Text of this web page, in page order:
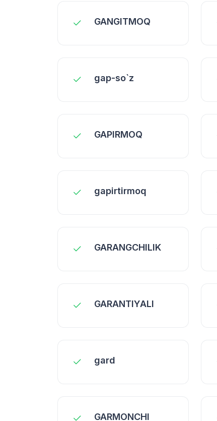
GANGITMOQ
gap-so`z
GAPIRMOQ
gapirtirmoq
GARANGCHILIK
GARANTIYALI
gard
GARMONCHI